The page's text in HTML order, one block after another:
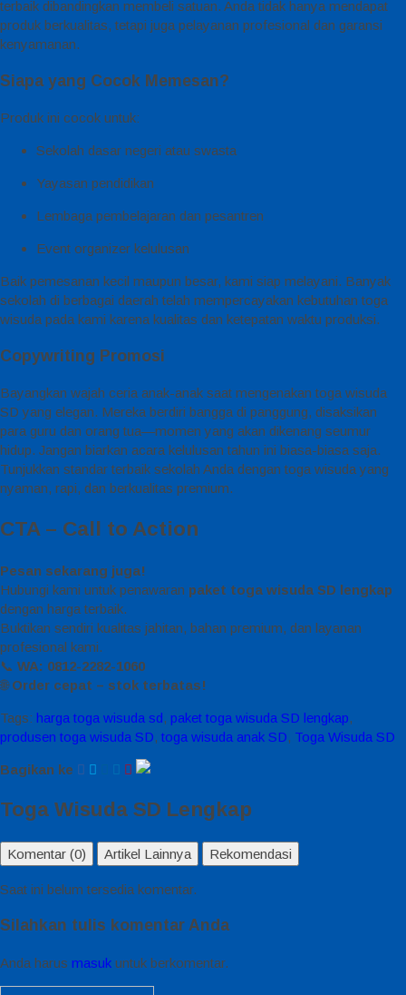
terbaik dibandingkan membeli satuan. Anda tidak hanya mendapat
produk berkualitas, tetapi juga pelayanan profesional dan garansi
kenyamanan.
Siapa yang Cocok Memesan?
Produk ini cocok untuk:
Sekolah dasar negeri atau swasta
Yayasan pendidikan
Lembaga pembelajaran dan pesantren
Event organizer kelulusan
Baik pemesanan kecil maupun besar, kami siap melayani. Banyak
sekolah di berbagai daerah telah mempercayakan kebutuhan toga
wisuda pada kami karena kualitas dan ketepatan waktu produksi.
Copywriting Promosi
Bayangkan wajah ceria anak-anak saat mengenakan toga wisuda
SD yang elegan. Mereka berdiri bangga di panggung, disaksikan
para guru dan orang tua—momen yang akan dikenang seumur
hidup. Jangan biarkan acara kelulusan tahun ini biasa-biasa saja.
Tunjukkan standar terbaik sekolah Anda dengan toga wisuda yang
nyaman, rapi, dan berkualitas premium.
CTA – Call to Action
Pesan sekarang juga!
Hubungi kami untuk penawaran paket toga wisuda SD lengkap
dengan harga terbaik.
Buktikan sendiri kualitas jahitan, bahan premium, dan layanan
profesional kami.
📞 WA: 0812-2282-1060
🌐Order cepat – stok terbatas!
Tags: harga toga wisuda sd, paket toga wisuda SD lengkap,
produsen toga wisuda SD, toga wisuda anak SD, Toga Wisuda SD
Bagikan ke
Toga Wisuda SD Lengkap
Komentar (0) Artikel Lainnya Rekomendasi
Saat ini belum tersedia komentar.
Silahkan tulis komentar Anda
Anda harus masuk untuk berkomentar.